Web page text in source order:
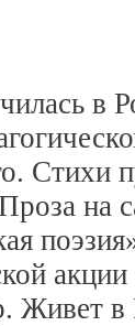
в
Стихи
на
Живет в